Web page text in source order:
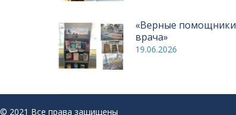
«Верные помощники
врача»
19.06.2026
© 2021 Все права защищены